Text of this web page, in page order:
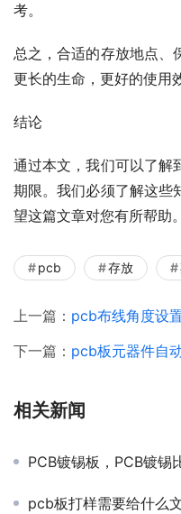
考。
总之，合适的存放地点、
更长的生命，更好的使用
结论
通过本文，我们可以了解
期限。我们必须了解这些
望这篇文章对您有所帮助。
pcb 存放
上一篇： pcb布线角度设
下一篇： pcb板元器件自
相关新闻
PCB镀锡板，PCB镀锡
pcb板打样需要给什么